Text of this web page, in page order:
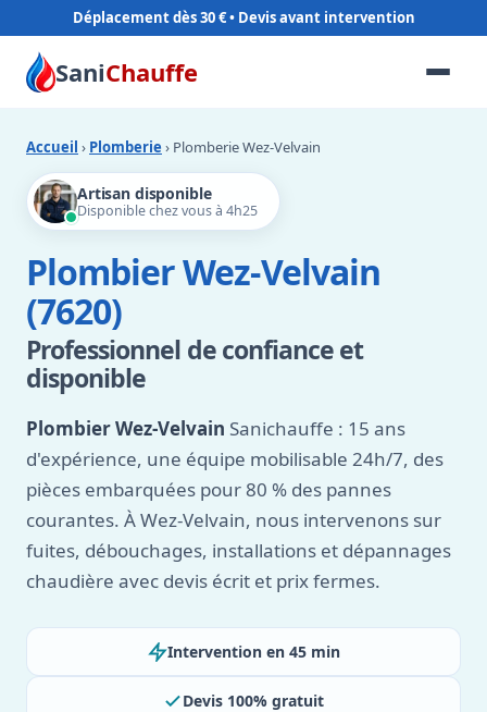
Déplacement dès 30 €
SaniChauffe
Accueil › Plomberie › Plomberie Wez-Velvain
Artisan disponible
Disponible chez vous à 4h25
Plombier Wez-Velvain
(7620)
Professionnel de confiance et
disponible
Plombier Wez-Velvain Sanichauffe : 15 ans
d'expérience, une équipe mobilisable 24h/7, des
pièces embarquées pour 80 % des pannes
courantes. À Wez-Velvain, nous intervenons sur
fuites, débouchages, installations et dépannages
chaudière avec devis écrit et prix fermes.
Intervention en 45 min
Devis 100% gratuit